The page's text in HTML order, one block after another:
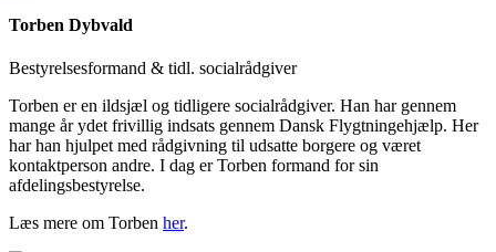
Torben Dybvald
Bestyrelsesformand & tidl. socialrådgiver
Torben er en ildsjæl og tidligere socialrådgiver. Han har gennem
mange år ydet frivillig indsats gennem Dansk Flygtningehjælp. Her
har han hjulpet med rådgivning til udsatte borgere og været
kontaktperson andre. I dag er Torben formand for sin
afdelingsbestyrelse.
Læs mere om Torben her.